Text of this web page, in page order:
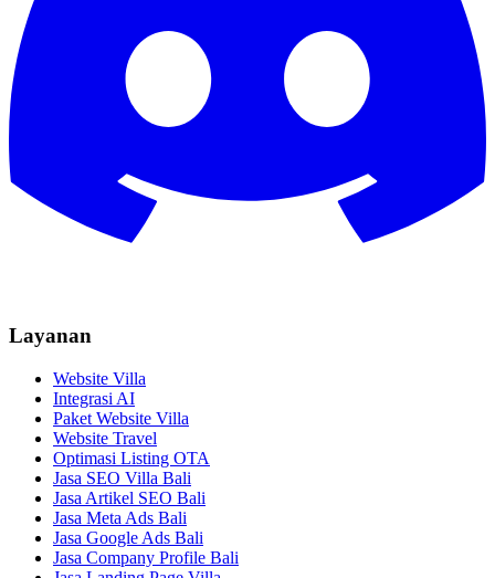
Layanan
Website Villa
Integrasi AI
Paket Website Villa
Website Travel
Optimasi Listing OTA
Jasa SEO Villa Bali
Jasa Artikel SEO Bali
Jasa Meta Ads Bali
Jasa Google Ads Bali
Jasa Company Profile Bali